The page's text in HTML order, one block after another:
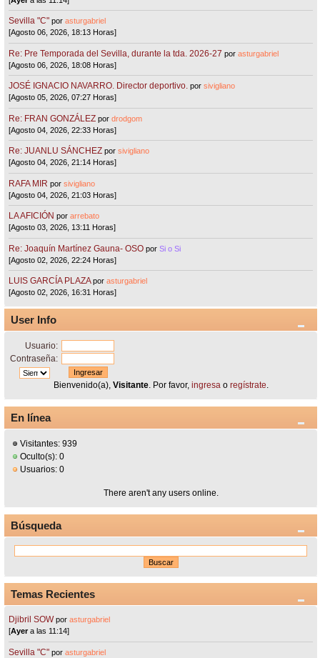
Sevilla "C"porasturgabriel
[Agosto 06, 2026, 18:13 Horas]
Re: Pre Temporada del Sevilla, durante la tda. 2026-27 porasturgabriel
[Agosto 06, 2026, 18:08 Horas]
JOSÉ IGNACIO NAVARRO. Director deportivo. porsivigliano
[Agosto 05, 2026, 07:27 Horas]
Re: FRAN GONZÁLEZ pordrodgom
[Agosto 04, 2026, 22:33 Horas]
Re: JUANLU SÁNCHEZ porsivigliano
[Agosto 04, 2026, 21:14 Horas]
RAFA MIR porsivigliano
[Agosto 04, 2026, 21:03 Horas]
LA AFICIÓN porarrebato
[Agosto 03, 2026, 13:11 Horas]
Re: Joaquín Martínez Gauna- OSO porSi o Si
[Agosto 02, 2026, 22:24 Horas]
LUIS GARCÍA PLAZA porasturgabriel
[Agosto 02, 2026, 16:31 Horas]
User Info
Usuario:
Contraseña:
Bienvenido(a), Visitante. Por favor, ingresao regístrate.
En línea
Visitantes: 939
Oculto(s): 0
Usuarios: 0
There aren't any users online.
Búsqueda
Temas Recientes
Djibril SOW porasturgabriel
[Ayera las 11:14]
Sevilla "C"porasturgabriel